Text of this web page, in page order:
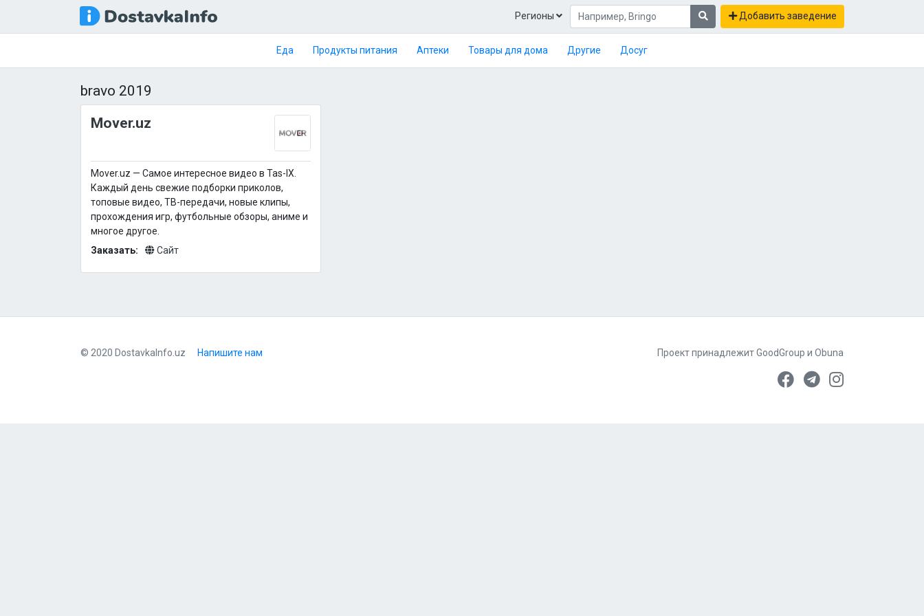
Регионы Добавить заведение
Еда Продукты питания Аптеки Товары для дома Другие Досуг
bravo 2019
Mover.uz
Mover.uz — Самое интересное видео в Tas-IX.
Каждый день свежие подборки приколов,
топовые видео, ТВ-передачи, новые клипы,
прохождения игр, футбольные обзоры, аниме и
многое другое.
Заказать:
Сайт
© 2020 DostavkaInfo.uz Напишите нам Проект принадлежитGoodGroup и Obuna